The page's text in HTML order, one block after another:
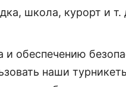
школа, курорт и т.
обеспечению
наши